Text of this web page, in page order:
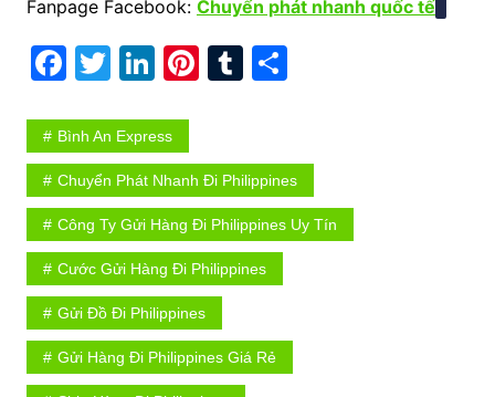
Fanpage Facebook: Chuyển phát nhanh quốc tế
F
c
e
b
o
o
k
T
itt
er
Li
k
e
dI
n
Pi
e
st
T
bl
r
S
e
Bình An Express
Chuyển Phát Nhanh Đi Philippines
Công Ty Gửi Hàng Đi Philippines Uy Tín
Cước Gửi Hàng Đi Philippines
Gửi Đồ Đi Philippines
Gửi Hàng Đi Philippines Giá Rẻ